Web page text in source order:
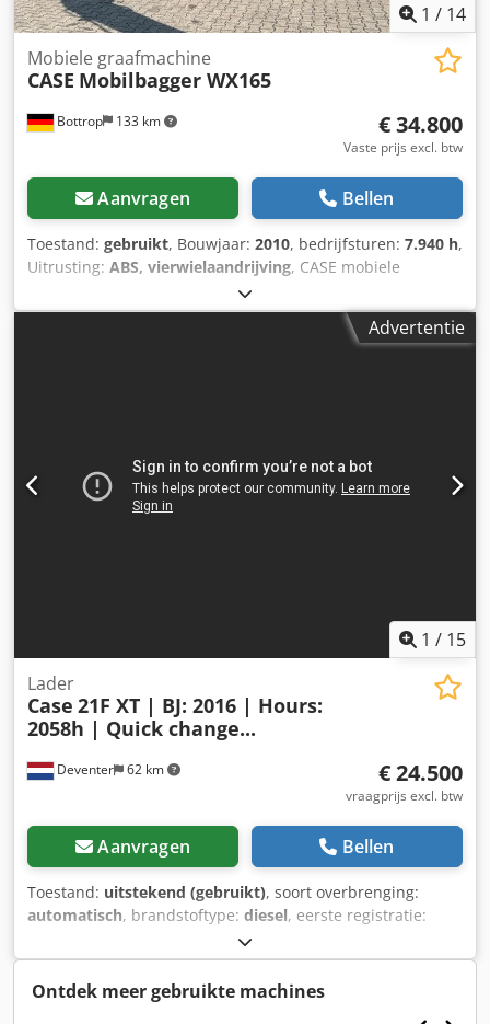
1 / 14
Bottrop 133 km
Mobiele graafmachine
CASE Mobilbagger WX165
€ 34.800
Vaste prijs excl. btw
Aanvragen Bellen
Toestand: gebruikt, Bouwjaar: 2010, bedrijfsturen: 7.940 h,
Uitrusting: ABS, vierwielaandrijving, CASE mobiele
graafmachine Type: WX165 (hydraulische graafmachine)
Typegoedkeuringsnummer: N211 Motorfabrikant: Case
Motorvermogen: 105 kW Dcsdpfx Ajzripcjm Hok
samenwerking met onze partners. Alle gegevens onder
voorbehoud. Fouten en tussenverkoop voorbehouden.
Advertentie
1 / 15
Deventer 62 km
Lader
Case 21F XT | BJ: 2016 | Hours:
2058h | Quick change...
€ 24.500
vraagprijs excl. btw
Aanvragen Bellen
Toestand: uitstekend (gebruikt), soort overbrenging:
automatisch, brandstoftype: diesel, eerste registratie:
, bedrijfsturen:
cabine, = Verdere opties en accessoires = - Afgesloten
cabine - Radio/cd-speler = Opmerkingen = CASE 21F XT
wiellader, bouwjaar 2016, met slechts 2.058 draaiuren.
Ontdek meer gebruikte machines